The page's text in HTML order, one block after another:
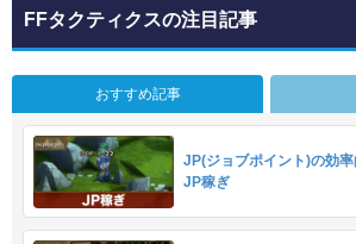
FFタクティクスの注目記事
おすすめ記事
JP(ジョブポイント)の効
JP稼ぎ